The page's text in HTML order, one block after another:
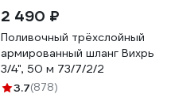
2 490 ₽
Поливочный трёхслойный
армированный шланг Вихрь
3/4", 50 м 73/7/2/2
3.7(878)